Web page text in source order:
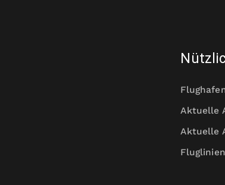
Aktuelle
Aktuelle
Fluglinien